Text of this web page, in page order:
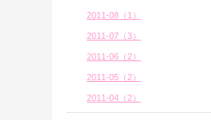
2011-08（1）
2011-07（3）
2011-06（2）
2011-05（2）
2011-04（2）